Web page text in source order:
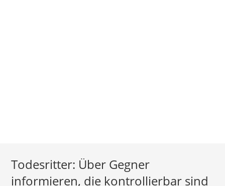
Todesritter: Über Gegner
informieren, die kontrollierbar sind